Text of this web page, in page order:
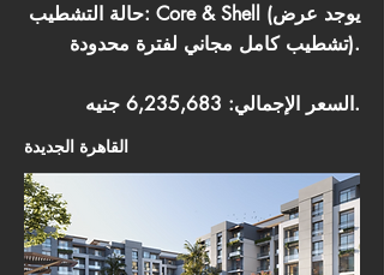
حالة التشطيب: Core & Shell (يوجد عرض
تشطيب كامل مجاني لفترة محدودة).
السعر الإجمالي: 6,235,683 جنيه.
القاهرة الجديدة